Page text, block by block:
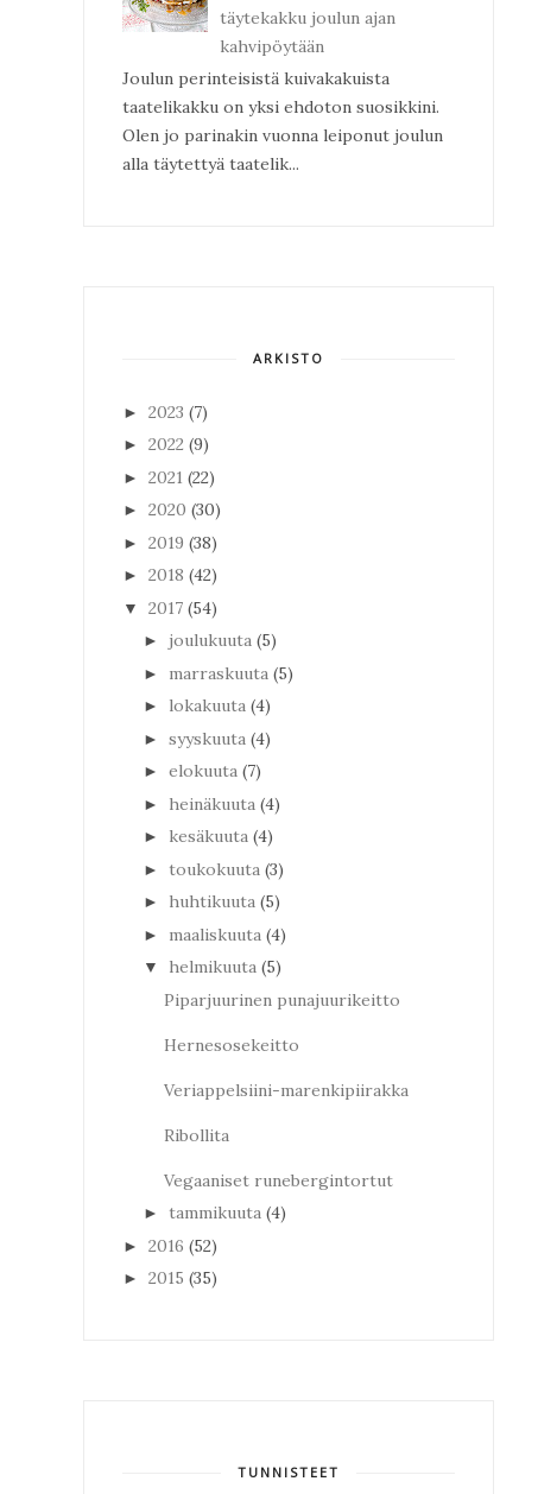
täytekakku joulun ajan
kahvipöytään
Joulun perinteisistä kuivakakuista
taatelikakku on yksi ehdoton suosikkini.
Olen jo parinakin vuonna leiponut joulun
alla täytettyä taatelik...
ARKISTO
► 2023 (7)
► 2022 (9)
► 2021 (22)
► 2020 (30)
► 2019 (38)
► 2018 (42)
▼ 2017 (54)
► joulukuuta (5)
► marraskuuta (5)
► lokakuuta (4)
► syyskuuta (4)
► elokuuta (7)
► heinäkuuta (4)
► kesäkuuta (4)
► toukokuuta (3)
► huhtikuuta (5)
► maaliskuuta (4)
▼ helmikuuta (5)
Piparjuurinen punajuurikeitto
Hernesosekeitto
Veriappelsiini-marenkipiirakka
Ribollita
Vegaaniset runebergintortut
► tammikuuta (4)
► 2016 (52)
► 2015 (35)
TUNNISTEET